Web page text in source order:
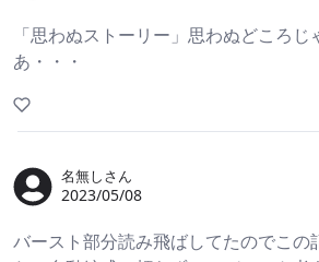
「思わぬストーリー」思わぬどころ
あ・・・
名無しさん
2023/05/08
バースト部分読み飛ばしてたのでこの